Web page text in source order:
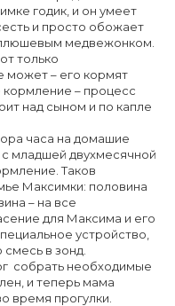
годик, и он умеет
и просто обожает
медвежонком.
только
может – его кормят
кормление – процесс
над сыном и по капле
часа на домашие
младшей двухмесячной
Таков
Максимки: половина
– на все
для Максима и его
устройство,
в зонд.
собрать необходимые
и теперь мама
время прогулки.